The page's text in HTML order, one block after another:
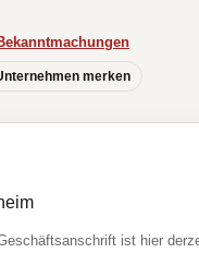
merken
ist hier